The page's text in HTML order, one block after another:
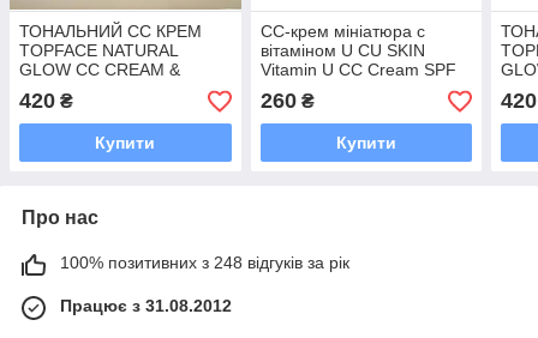
ТОНАЛЬНИЙ СС КРЕМ
TOPFACE NATURAL
GLOW CC CREAM &
CONCEALER SPF50 003
30 МЛ
420 ₴
Купити
СС-крем мініатюра с
вітаміном U CU SKIN
Vitamin U CC Cream SPF
38 7 мл
260₴
Купити
30
420
Про нас
100% позитивних з 248 відгуків за рік
Працює з 31.08.2012